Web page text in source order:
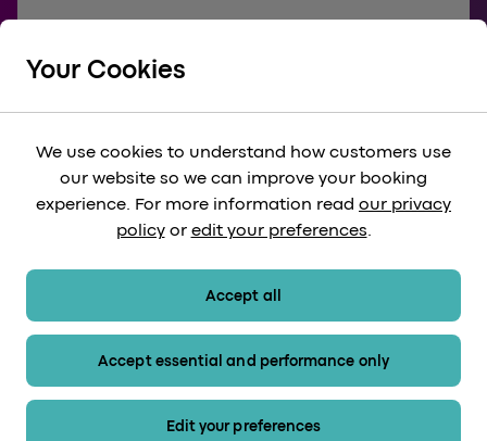
keyboard_arrow_down
KÖRPERSCHAFTLICH keyboard_arrow_down
RECHTLICH keyboard_arrow_down
Sitemap
© 2026 Heathrow Express. Alle Rechte vorbehalten
Your Cookies
We use cookies to understand how customers use
our website so we can improve your booking
experience. For more information read our privacy
policyor edit your preferences.
Accept all
Accept essential and performance only
Edit your preferences